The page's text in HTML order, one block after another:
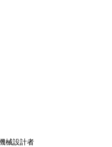
械設計者